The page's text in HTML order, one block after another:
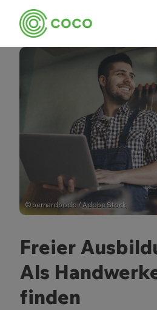
©️ bernardbodo /Adobe Stock
Freier
Als
finden